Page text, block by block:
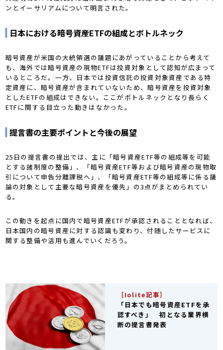
ンとイーサリアムについて明言された。
日本における暗号資産ETFの組成とボトルネック
暗号資産が米国の大統領選の議題にあがっていることから考えて
も、海外では暗号資産の現物ETFは投資対象として認知が広まって
いるところだ。一方、日本では投資信託の投資対象資産である特
定資産に、暗号資産が含まれていないため、暗号資産を投資対象
としたETFの組成はできない。ここがボトルネックとなり長らく
ETFに関する目立った動きはなかった。
提言書の主要ポイントと今後の展望
25日の提言書の提出では、主に「暗号資産ETF等の組成等を可能
とする諸制度の整備」、「暗号資産ETF等および暗号資産の現物取
引について申告分離課税へ」、「暗号資産ETF等の組成等に係る議
論の対象として主要な暗号資産を優先」の3点がまとめられてい
る。
この動きを起点に国内で暗号資産ETFが承認されることとなれば、
日本国内の暗号資産に対する認識も変わり、付随したサービスに
関する整備や活用も進んでいくだろう。
［Iolite記事］
「日本でも暗号資産ETFを承
認すべき」 初となる業界横
断の提言書発表